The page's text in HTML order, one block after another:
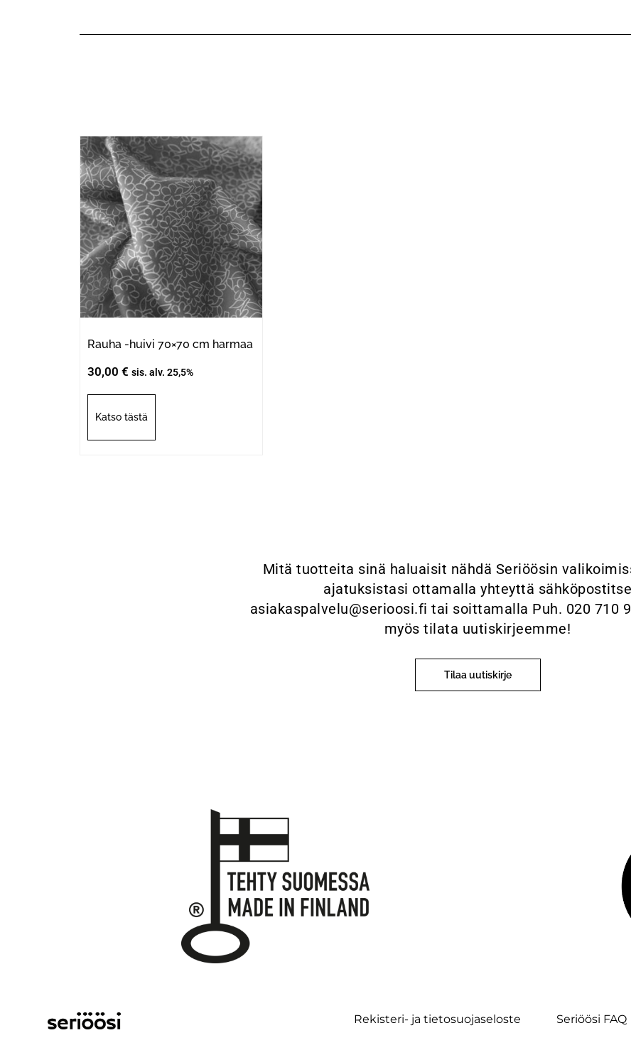
Rauha -huivi 70×70 cm harmaa
30,00 € sis. alv. 25,5%
Katso tästä
Mitä tuotteita sinä haluaisit nähdä Seriöösin
ajatuksistasi ottamalla yhteyttä sähköpostitse
asiakaspalvelu@serioosi.fi tai soittamalla Puh. 020 710
myös tilata uutiskirjeemme!
Tilaa uutiskirje
Rekisteri- ja tietosuojaseloste Seriöösi FAQ